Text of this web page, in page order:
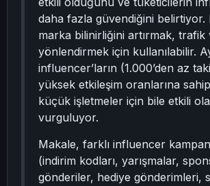
daha fazla güvendiğini belirtiyor.
marka bilinirliğini artırmak, trafik
yönlendirmek için kullanılabilir.
influencer’ların (1.000’den az
yüksek etkileşim oranlarına
küçük işletmeler için bile etkili
vurguluyor.
Makale, farklı influencer
(indirim kodları, yarışmalar,
gönderiler, hediye gönderimleri,